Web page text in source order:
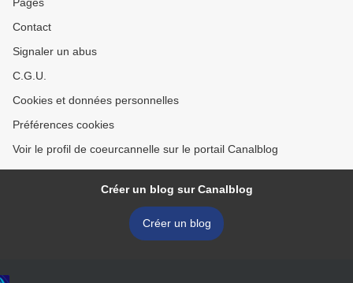
Contact
Signaler un abus
C.G.U.
Cookies et données personnelles
Préférences cookies
Voir le profil de coeurcannelle sur le portail Canalblog
Créer un blog sur Canalblog
Créer un blog